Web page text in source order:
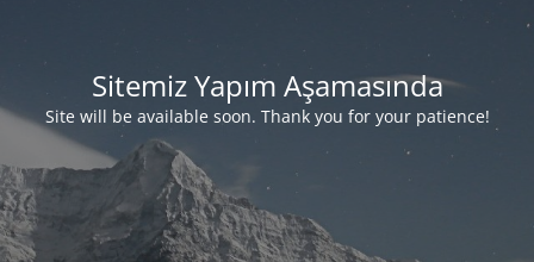
Sitemiz Yapım Aşamasında
Site will be available soon. Thank you for your patience!